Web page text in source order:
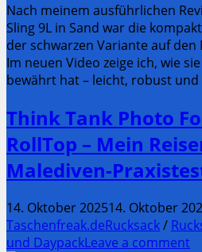
Nach meinem ausführlichen
Sling 9L in Sand war die
der schwarzen Variante auf den
Im neuen Video zeige ich, wie
bewährt hat – leicht, robust
Think Tank Photo
RollTop – Mein
Malediven-
14. Oktober 202514. Oktober
Taschenfreak.deRucksack/
und DaypackLeave a comment